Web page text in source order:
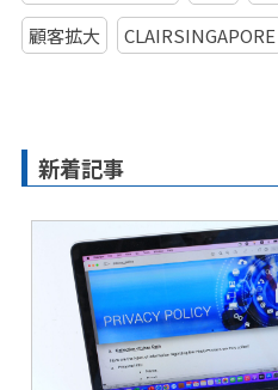
顧客拡大
CLAIRSINGAPORE
新着記事